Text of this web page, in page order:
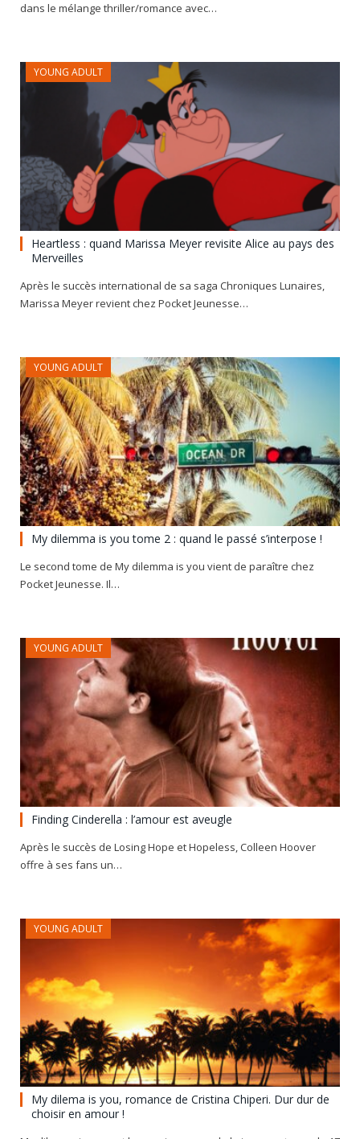
dans le mélange thriller/romance avec…
YOUNG ADULT
Heartless : quand Marissa Meyer revisite Alice au pays des
Merveilles
Après le succès international de sa saga Chroniques Lunaires,
Marissa Meyer revient chez Pocket Jeunesse…
YOUNG ADULT
My dilemma is you tome 2 : quand le passé s’interpose !
Le second tome de My dilemma is you vient de paraître chez
Pocket Jeunesse. Il…
YOUNG ADULT
Finding Cinderella : l’amour est aveugle
Après le succès de Losing Hope et Hopeless, Colleen Hoover
offre à ses fans un…
YOUNG ADULT
My dilema is you, romance de Cristina Chiperi. Dur dur de
choisir en amour !